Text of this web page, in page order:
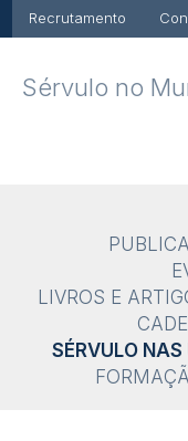
Recrutamento
Sérvulo no
LIVROS E
SÉRVULO NAS